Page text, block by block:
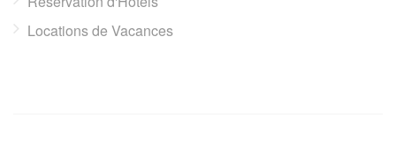
Locations de Vacances